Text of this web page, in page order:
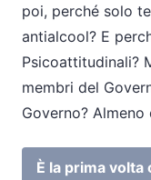
poi, perché solo
antialcool? E
Psicoattitudinali?
membri del
Governo?
È la prima volta